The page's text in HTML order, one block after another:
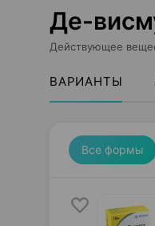
Де-
Действующее
ВАРИАНТЫ
Все формы